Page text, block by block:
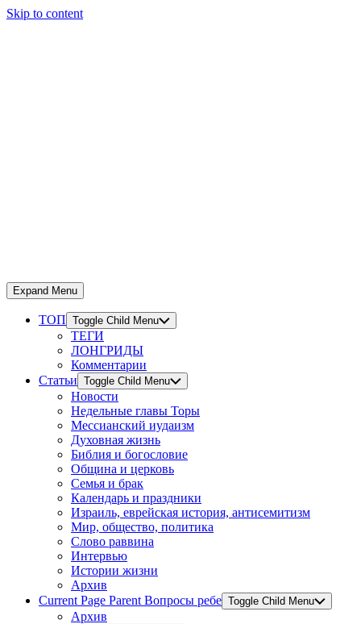
Skip to content
Expand Menu
ТОП Toggle Child Menu
ТЕГИ
ЛОНГРИДЫ
Комментарии
Статьи Toggle Child Menu
Новости
Недельные главы Торы
Мессианский иудаизм
Духовная жизнь
Библия и богословие
Община и церковь
Семья и брак
Календарь и праздники
Израиль, еврейская история, антисемитизм
Мир, общество, политика
Слово раввина
Интервью
Истории жизни
Архив
Current Page Parent Вопросы ребе Toggle Child Menu
Архив